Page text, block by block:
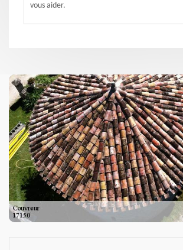
vous aider.